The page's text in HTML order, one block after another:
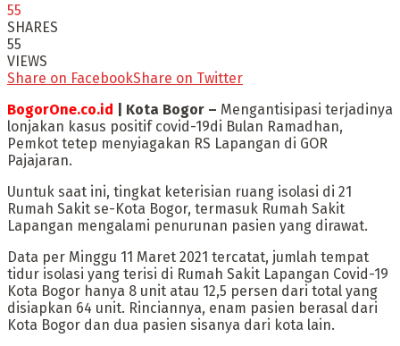
55
SHARES
55
VIEWS
Share on FacebookShare on Twitter
BogorOne.co.id | Kota Bogor – Mengantisipasi terjadinya
lonjakan kasus positif covid-19di Bulan Ramadhan,
Pemkot tetep menyiagakan RS Lapangan di GOR
Pajajaran.
Uuntuk saat ini, tingkat keterisian ruang isolasi di 21
Rumah Sakit se-Kota Bogor, termasuk Rumah Sakit
Lapangan mengalami penurunan pasien yang dirawat.
Data per Minggu 11 Maret 2021 tercatat, jumlah tempat
tidur isolasi yang terisi di Rumah Sakit Lapangan Covid-19
Kota Bogor hanya 8 unit atau 12,5 persen dari total yang
disiapkan 64 unit. Rinciannya, enam pasien berasal dari
Kota Bogor dan dua pasien sisanya dari kota lain.